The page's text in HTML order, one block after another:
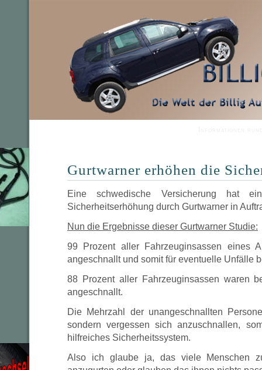
Gurtwarner erhöhen die
Eine schwedische Versicherung hat
Sicherheitserhöhung durch Gurtwarner in
Nun die Ergebnisse dieser Gurtwarner Studie:
99 Prozent aller Fahrzeuginsassen eines
angeschnallt und somit für eventuelle Unfälle
88 Prozent aller Fahrzeuginsassen waren
angeschnallt.
Die Mehrzahl der unangeschnallten
sondern vergessen sich anzuschnallen,
hilfreiches Sicherheitssystem.
Also ich glaube ja, das viele Menschen